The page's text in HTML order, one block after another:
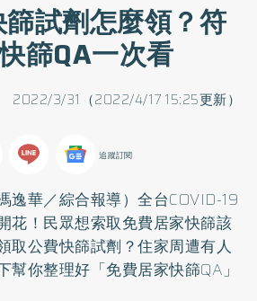
試劑怎麼領？符
篩QA一次看
2022/3/31（2022/4/17 15:25更新）
追蹤訂閱
逸華／綜合報導）全台COVID-19
花！民眾想索取免費居家快篩該
取公費快篩試劑？住家周遭有人
幫你整理好「免費居家快篩QA」